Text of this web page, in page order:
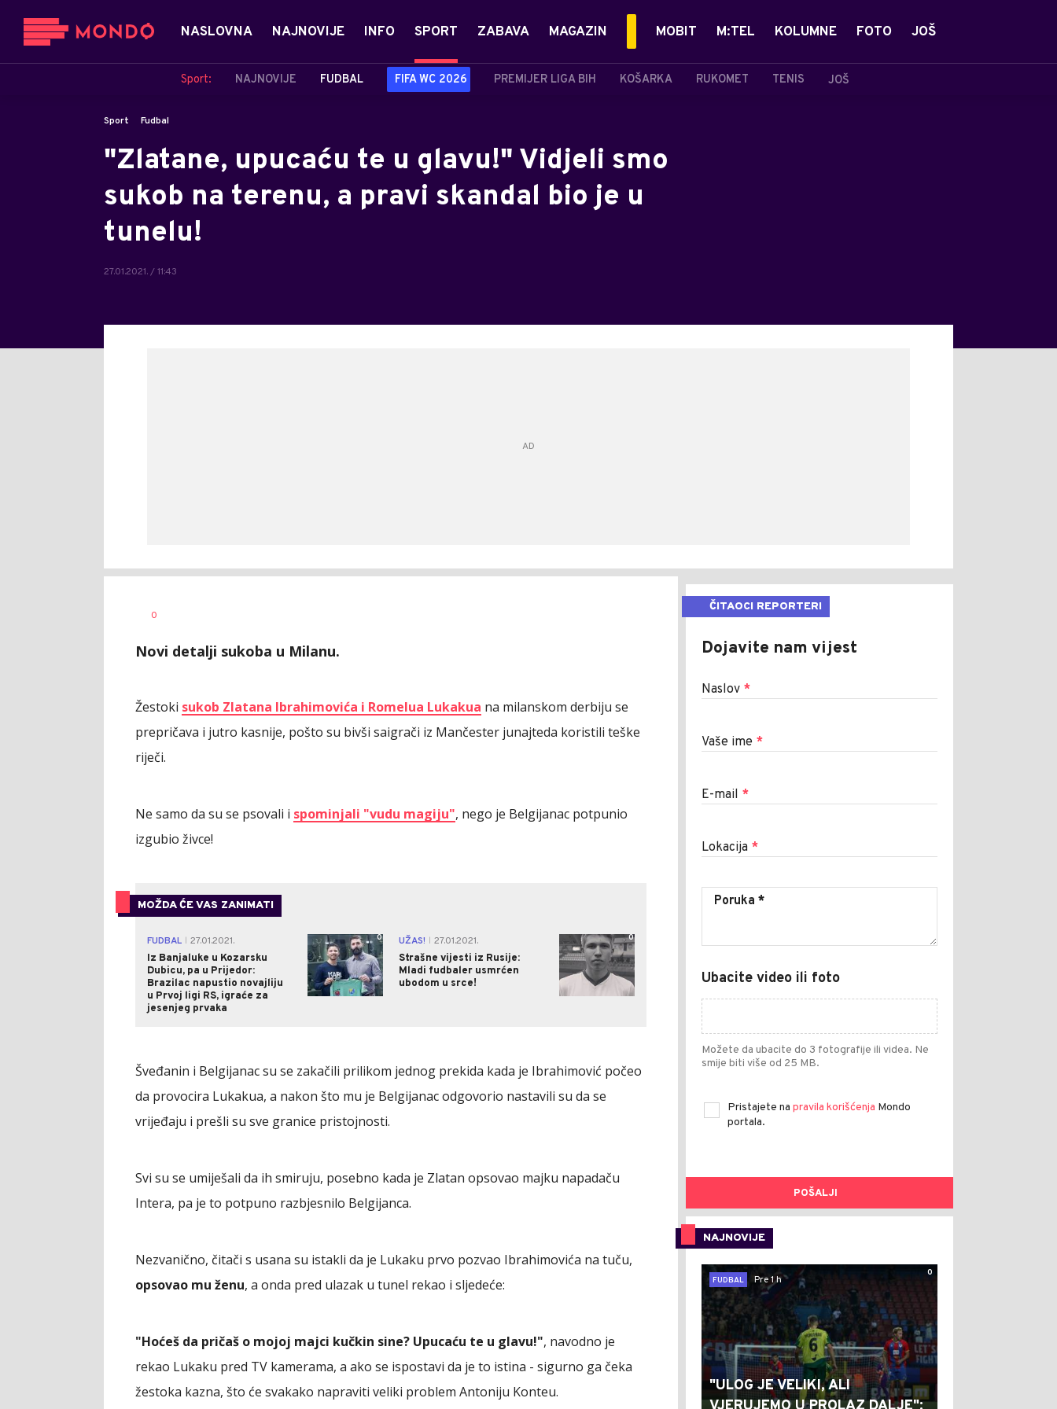
NASLOVNA NAJNOVIJE INFO SPORT
Sport: NAJNOVIJE FUDBAL FIFA WC 2026 PREMIJER LIGA BIH KOŠARKA RUKOMET TENIS JOŠ
ZABAVA MAGAZIN MOBIT M:TEL KOLUMNE FOTO JOŠ
Sport Fudbal
"Zlatane, upucaću te u glavu!" Vidjeli smo
sukob na terenu, a pravi skandal bio je u
tunelu!
27.01.2021. / 11:43
AUTOR
0
Novi detalji sukoba u Milanu.
Žestoki sukob Zlatana Ibrahimovića i Romelua Lukakua na milanskom derbiju se
prepričava i jutro kasnije, pošto su bivši saigrači iz Mančester junajteda koristili teške
riječi.
Ne samo da su se psovali i spominjali "vudu magiju", nego je Belgijanac potpunio
izgubio živce!
MOŽDA ĆE VAS ZANIMATI
FUDBAL
27.01.2021.
Iz Banjaluke u Kozarsku
Dubicu, pa u Prijedor:
Brazilac napustio novajliju
u Prvoj ligi RS, igraće za
jesenjeg prvaka
0 UŽAS!
27.01.2021.
Strašne vijesti iz Rusije:
Mladi fudbaler usmrćen
ubodom u srce!
0
Šveđanin i Belgijanac su se zakačili prilikom jednog prekida kada je Ibrahimović počeo
da provocira Lukakua, a nakon što mu je Belgijanac odgovorio nastavili su da se
vrijeđaju i prešli su sve granice pristojnosti.
Svi su se umiješali da ih smiruju, posebno kada je Zlatan opsovao majku napadaču
Intera, pa je to potpuno razbjesnilo Belgijanca.
Nezvanično, čitači s usana su istakli da je Lukaku prvo pozvao Ibrahimovića na tuču,
opsovao mu ženu, a onda pred ulazak u tunel rekao i sljedeće:
"Hoćeš da pričaš o mojoj majci kučkin sine? Upucaću te u glavu!", navodno je
rekao Lukaku pred TV kamerama, a ako se ispostavi da je to istina - sigurno ga čeka
žestoka kazna, što će svakako napraviti veliki problem Antoniju Konteu.
ČITAOCI REPORTERI
Dojavite nam vijest
Naslov *
Vaše ime *
E-mail *
Lokacija *
Ubacite video ili foto
Možete da ubacite do 3 fotografije ili videa. Ne
smije biti više od 25 MB.
Pristajete na pravila korišćenja Mondo
portala.
POŠALJI
NAJNOVIJE
0
FUDBAL
Pre 1 h
"ULOG JE VELIKI, ALI